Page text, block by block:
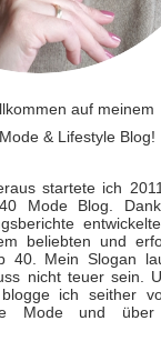
auf meinem
& Lifestyle Blog!
startete ich
Mode Blog.
beliebten und
40. Mein Slogan
nicht teuer sein.
ich seither
Mode und über